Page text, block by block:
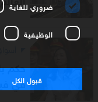
حكم
في
ضروري للغاية
الوظيفية
قبول الكل